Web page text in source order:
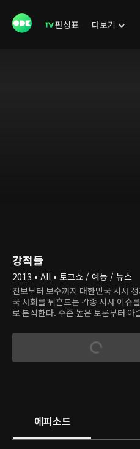
편성표 더보기
강적들
2013 • All • 토크쇼 / 예능 / 뉴스
진보부터 보수까지 대한민국 시사
국 사회를 뒤흔드는 각종 시사 이슈
로 분석한다. 수준 높은 토론부터
계에서 모두를 만족시킬 재미있는
에피소드